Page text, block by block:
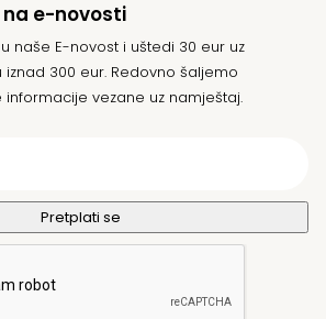
na e-novosti
naše E-novost i uštedi 30 eur uz
iznad 300 eur. Redovno šaljemo
informacije vezane uz namještaj.